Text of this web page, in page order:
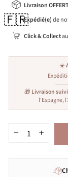
Livraison
🇫🇷Expédié(e)de
Click & Collect
☀️
🎁 Livraison
l'Espagne,
+